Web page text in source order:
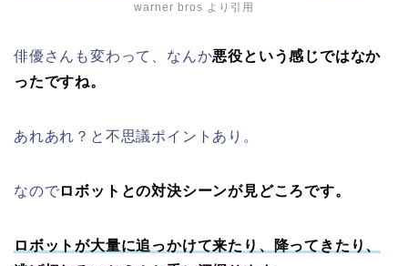
warner bros より引用
俳優さんも変わって、なんか悪役という感じではなか
ったですね。
あれあれ？と不思議ポイントあり。
なのでロボットとの対決シーンが見どころです。
ロボットが大量に追っかけて来たり、降ってきたり、